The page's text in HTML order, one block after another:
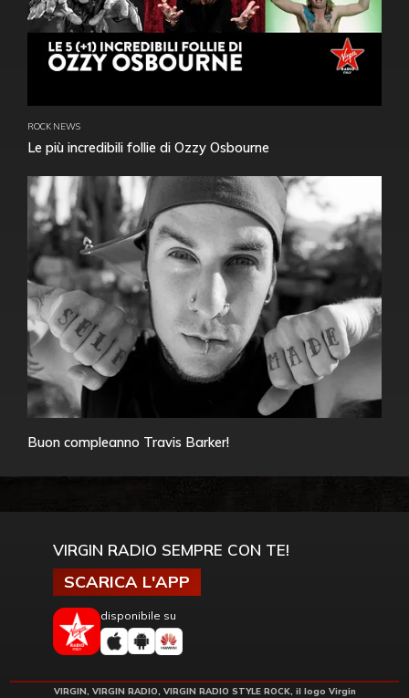
ROCK NEWS
Le più incredibili follie di Ozzy Osbourne
Buon compleanno Travis Barker!
VIRGIN RADIO SEMPRE CON TE!
SCARICA L'APP
disponibile su
VIRGIN, VIRGIN RADIO, VIRGIN RADIO STYLE ROCK, il logo Virgin